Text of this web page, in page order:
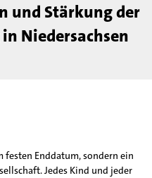
und Stärkung der
Niedersachsen
Enddatum, sondern ein
Jedes Kind und jeder